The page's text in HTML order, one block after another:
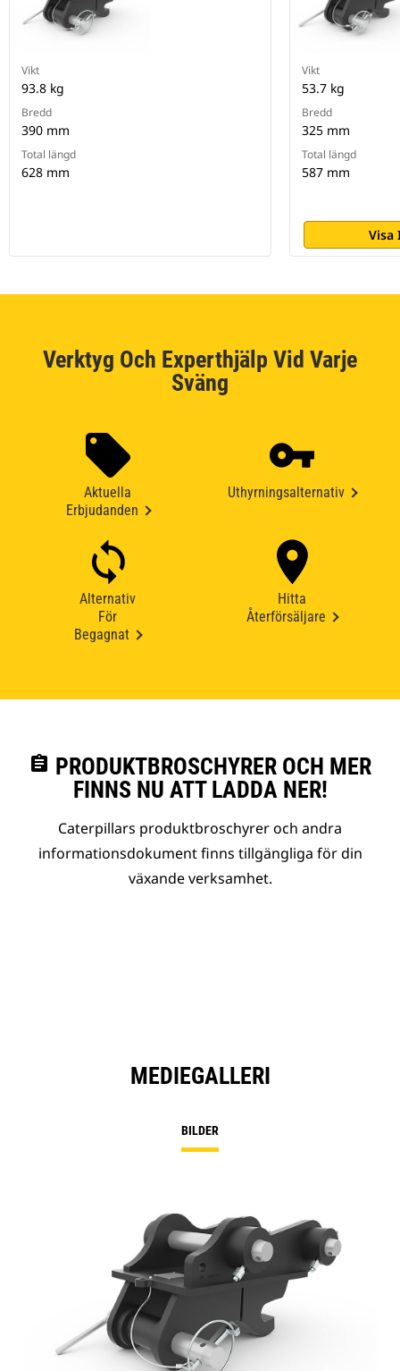
Vikt
93.8 kg
Bredd
390 mm
Total längd
628 mm
Vikt
53.7 kg
Bredd
325 mm
Total längd
587 mm
Visa
Verktyg Och Experthjälp Vid Varje
Sväng
Aktuella
Erbjudanden
Uthyrningsalternativ
Alternativ
För
Begagnat
Hitta
Återförsäljare
assignment PRODUKTBROSCHYRER OCH MER
FINNS NU ATT LADDA NER!
Caterpillars produktbroschyrer och andra
informationsdokument finns tillgängliga för din
växande verksamhet.
MEDIEGALLERI
BILDER